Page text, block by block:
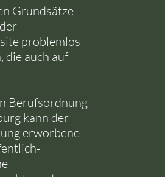
Grundsätze
problemlos
die auch auf
Berufsordnung
kann der
erworbene